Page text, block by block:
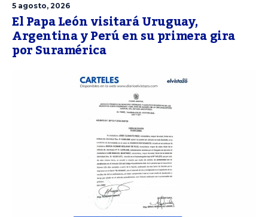
5 agosto, 2026
El Papa León visitará Uruguay,
Argentina y Perú en su primera gira
por Suramérica